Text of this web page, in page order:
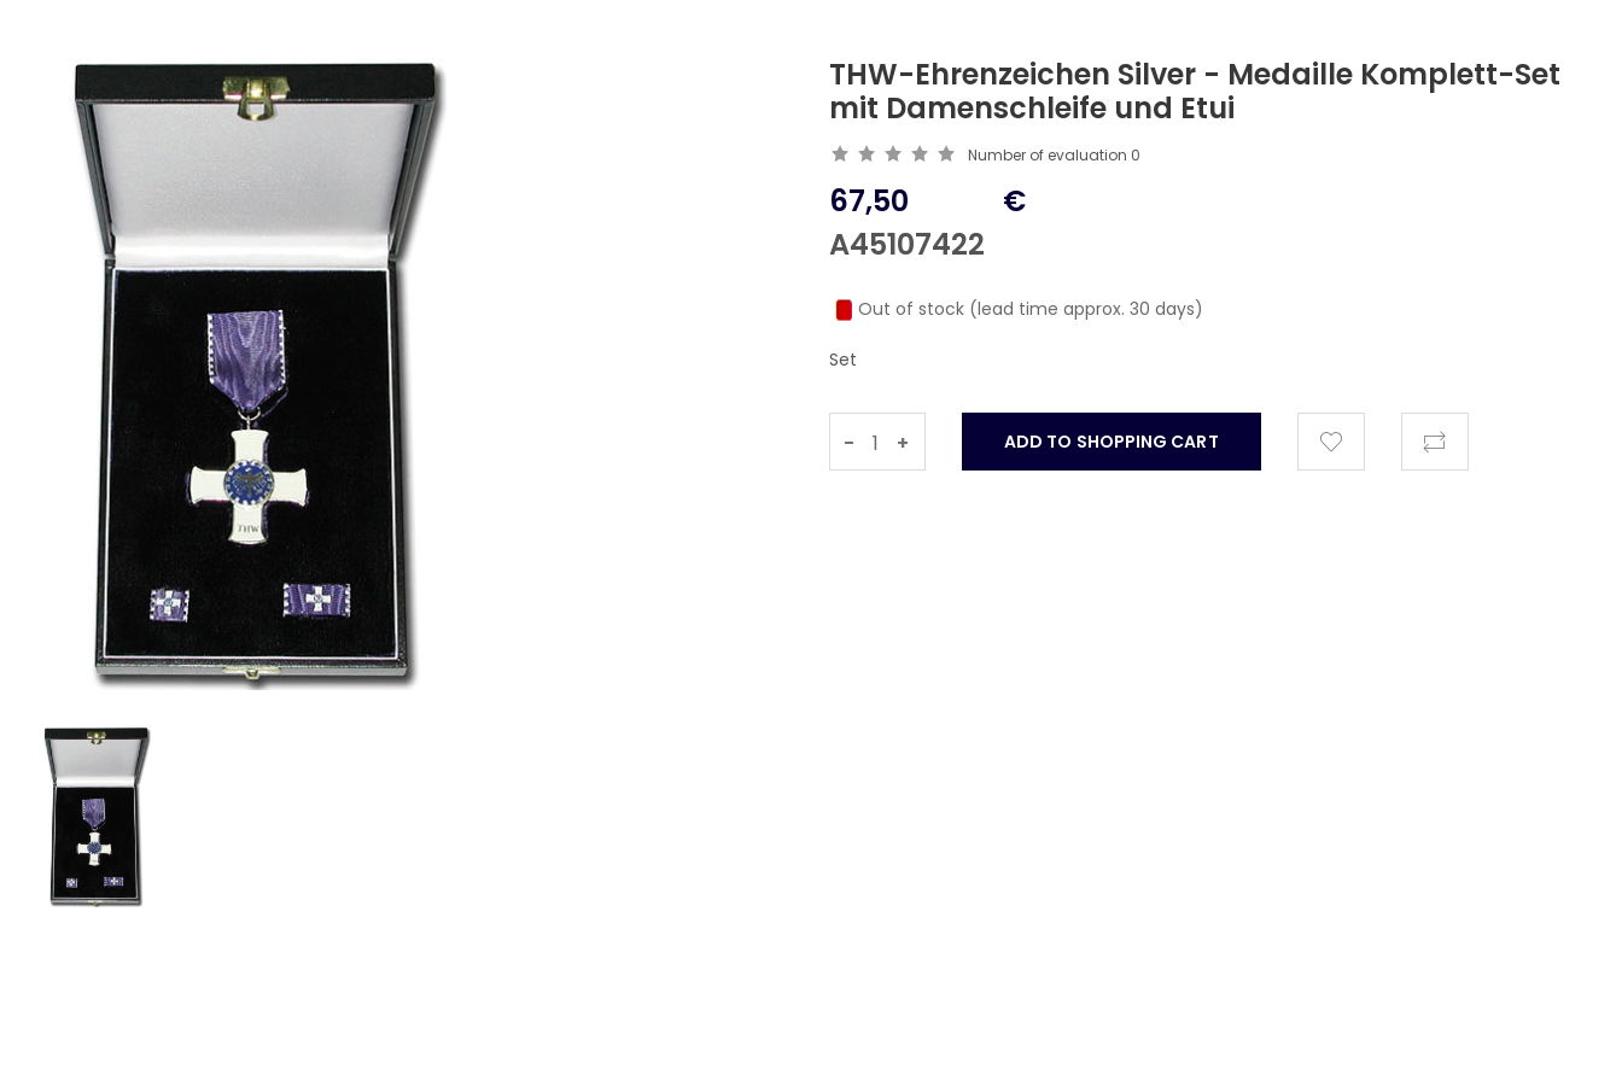
THW-Ehrenzeichen Silver - Medaille Komplett-Set
mit Damenschleife und Etui
Number of evaluation 0
67,50
A45107422
€
Out of stock (lead time approx. 30 days)
Set
- +